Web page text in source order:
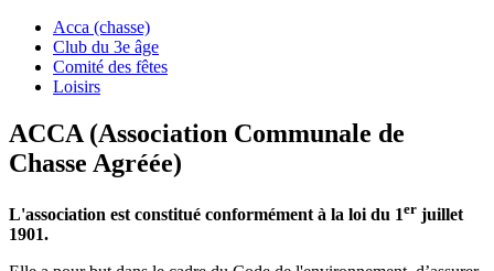
Acca (chasse)
Club du 3e âge
Comité des fêtes
Loisirs
ACCA (Association Communale de
Chasse Agréée)
L'association est constitué conformément à la loi du 1er juillet
1901.